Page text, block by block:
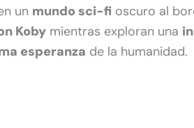
un mundo sci-fi oscuro al
Koby mientras exploran una
esperanza de la humanidad.